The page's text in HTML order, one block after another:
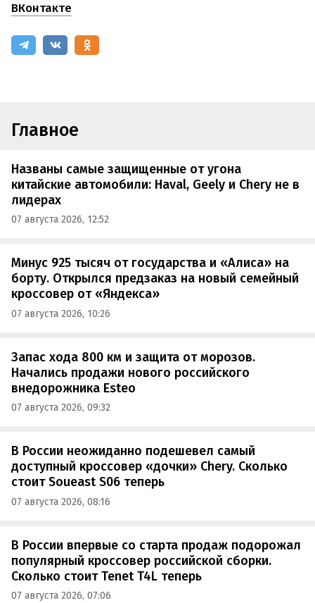
ВКонтакте
Главное
Названы самые защищенные от угона
китайские автомобили: Haval, Geely и Chery не в
лидерах
07 августа 2026, 12:52
Минус 925 тысяч от государства и «Алиса» на
борту. Открылся предзаказ на новый семейный
кроссовер от «Яндекса»
07 августа 2026, 10:26
Запас хода 800 км и защита от морозов.
Начались продажи нового российского
внедорожника Esteo
07 августа 2026, 09:32
В России неожиданно подешевел самый
доступный кроссовер «дочки» Chery. Сколько
стоит Soueast S06 теперь
07 августа 2026, 08:16
В России впервые со старта продаж подорожал
популярный кроссовер российской сборки.
Сколько стоит Tenet T4L теперь
07 августа 2026, 07:06